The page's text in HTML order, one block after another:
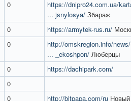
0
https://dnipro24.com.ua/
... jsnylosya/ Збараж
0 https://armytek-rus.ru/
0
http://omskregion.info/
... _ekoshpon/ Люберцы
0
https://dachipark.com/
0
0 http://bitpapa.com/ru Новый